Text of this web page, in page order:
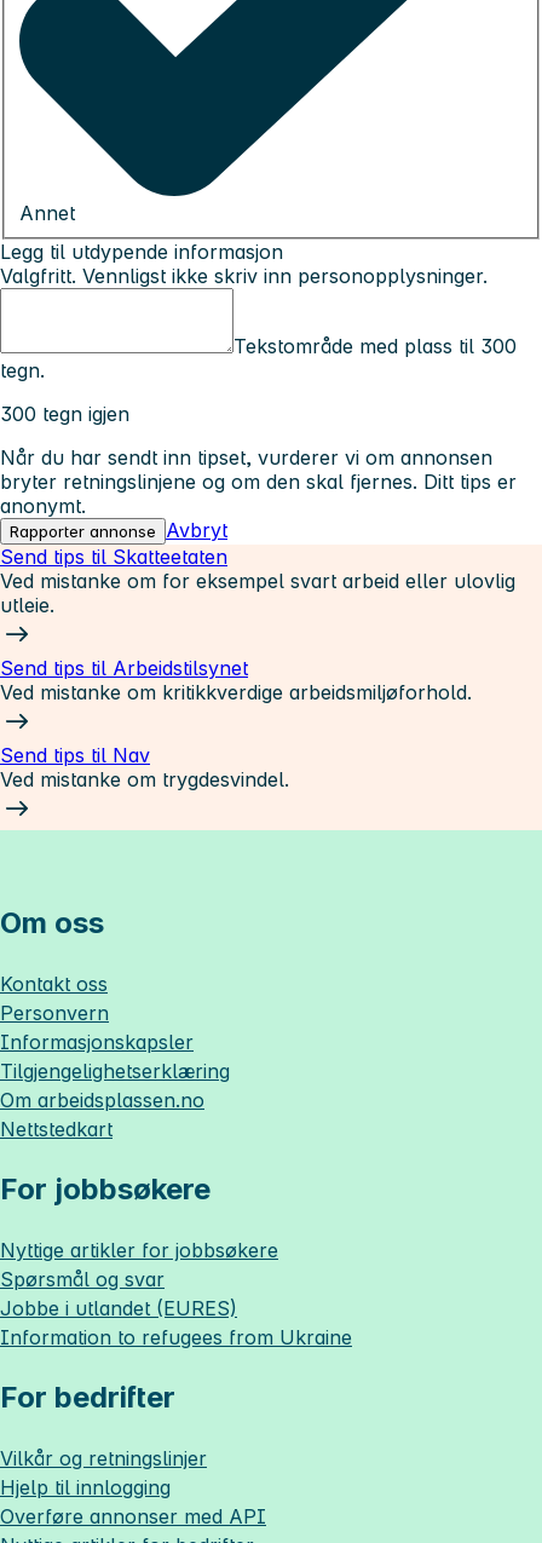
Annet
Legg til utdypende informasjon
Valgfritt. Vennligst ikke skriv inn personopplysninger.
Tekstområde med plass til 300
tegn.
300 tegn igjen
Når du har sendt inn tipset, vurderer vi om annonsen
bryter retningslinjene og om den skal fjernes. Ditt tips er
anonymt.
Rapporter annonse
Avbryt
Send tips til Skatteetaten
Ved mistanke om for eksempel svart arbeid eller ulovlig
utleie.
Send tips til Arbeidstilsynet
Ved mistanke om kritikkverdige arbeidsmiljøforhold.
Send tips til Nav
Ved mistanke om trygdesvindel.
Om oss
Kontakt oss
Personvern
Informasjonskapsler
Tilgjengelighetserklæring
Om arbeidsplassen.no
Nettstedkart
For jobbsøkere
Nyttige artikler for jobbsøkere
Spørsmål og svar
Jobbe i utlandet (EURES)
Information to refugees from Ukraine
For bedrifter
Vilkår og retningslinjer
Hjelp til innlogging
Overføre annonser med API